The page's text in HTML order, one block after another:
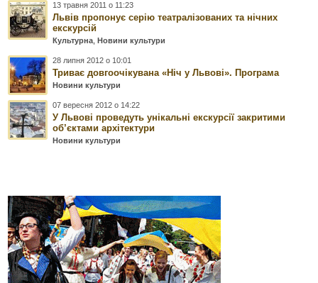
13 травня 2011 о 11:23
Львів пропонує серію театралізованих та нічних
екскурсій
Культурна ,Новини культури
28 липня 2012 о 10:01
Триває довгоочікувана «Ніч у Львові». Програма
Новини культури
07 вересня 2012 о 14:22
У Львові проведуть унікальні екскурсії закритими
об’єктами архітектури
Новини культури